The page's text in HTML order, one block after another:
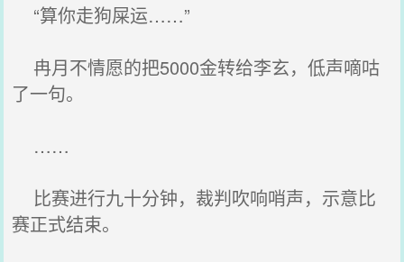
“算你走狗屎运……”
冉月不情愿的把5000金转给李玄，低声嘀咕
了一句。
……
比赛进行九十分钟，裁判吹响哨声，示意比
赛正式结束。